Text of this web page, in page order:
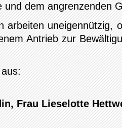
und dem angrenzenden
arbeiten uneigennützig,
Antrieb zur
Frau Lieselotte